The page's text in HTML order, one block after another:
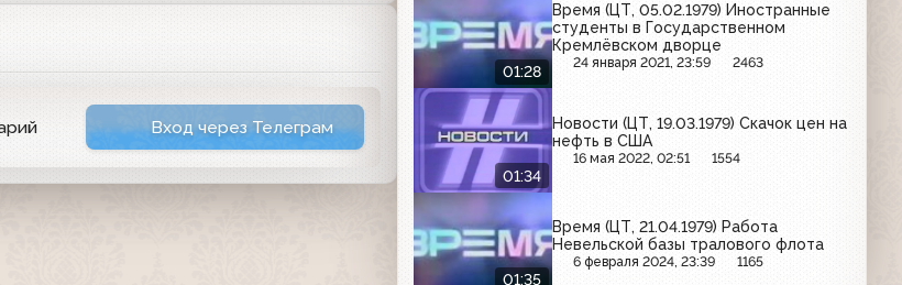
Вход через Телеграм
01:28
Время (ЦТ, 05.02.1979) Иностранные
студенты в Государственном
Кремлёвском дворце
24 января 2021, 23:59 2463
01:34
Новости (ЦТ, 19.03.1979) Скачок цен на
нефть в США
16 мая 2022, 02:51 1554
01:35
Время (ЦТ, 21.04.1979) Работа
Невельской базы тралового флота
6 февраля 2024, 23:39 1165